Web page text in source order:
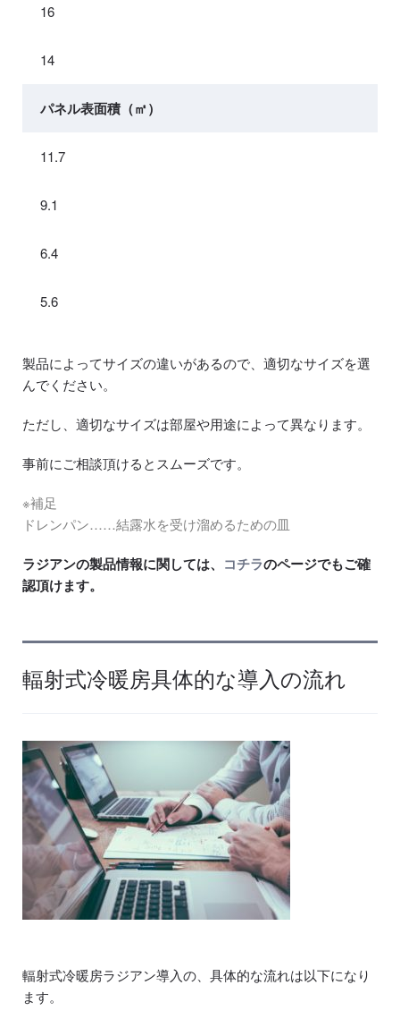
16
14
パネル表面積（㎡）
11.7
9.1
6.4
5.6
製品によってサイズの違いがあるので、適切なサイズを選
んでください。
ただし、適切なサイズは部屋や用途によって異なります。
事前にご相談頂けるとスムーズです。
※補足
ドレンパン……結露水を受け溜めるための皿
ラジアンの製品情報に関しては、 コチラのページでもご確
認頂けます。
輻射式冷暖房具体的な導入の流れ
輻射式冷暖房ラジアン導入の、具体的な流れは以下になり
ます。